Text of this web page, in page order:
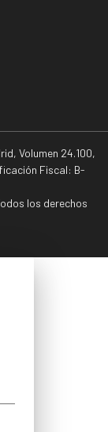
Volumen 24.100,
Fiscal: B-
los derechos